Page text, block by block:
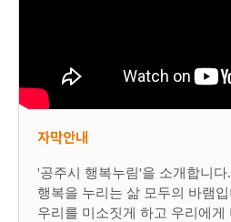
자막안내
'공주시 행복누림'을 소개합니다.
행복을 누리는 삶 모두의 바램
우리를 미소짓게 하고 우리에게